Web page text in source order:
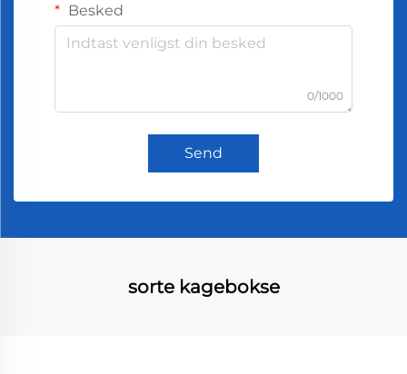
Besked
0/1000
Send
sorte kagebokse